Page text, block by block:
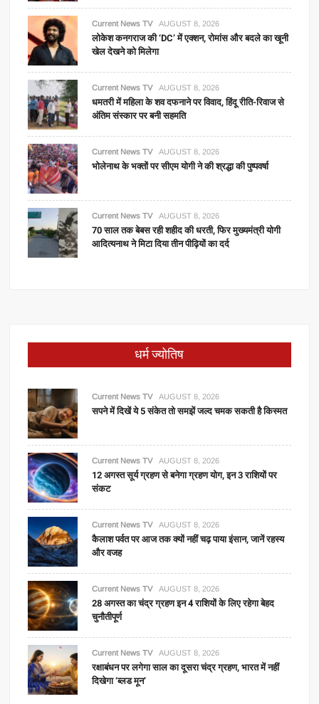
Current News TV AUGUST 8, 2026
लोकेश कनगराज की ‘DC’ में एक्शन, रोमांस और बदले का खूनी
खेल देखने को मिलेगा
Current News TV AUGUST 8, 2026
धमतरी में महिला के शव दफनाने पर विवाद, हिंदू रीति-रिवाज से
अंतिम संस्कार पर बनी सहमति
Current News TV AUGUST 8, 2026
भोलेनाथ के भक्तों पर सीएम योगी ने की श्रद्धा की पुष्पवर्षा
Current News TV AUGUST 8, 2026
70 साल तक बेबस रही शहीद की धरती, फिर मुख्यमंत्री योगी
आदित्यनाथ ने मिटा दिया तीन पीढ़ियों का दर्द
धर्म ज्योतिष
Current News TV AUGUST 8, 2026
सपने में दिखें ये 5 संकेत तो समझें जल्द चमक सकती है किस्मत
Current News TV AUGUST 8, 2026
12 अगस्त सूर्य ग्रहण से बनेगा ग्रहण योग, इन 3 राशियों पर
संकट
Current News TV AUGUST 8, 2026
कैलाश पर्वत पर आज तक क्यों नहीं चढ़ पाया इंसान, जानें रहस्य
और वजह
Current News TV AUGUST 8, 2026
28 अगस्त का चंद्र ग्रहण इन 4 राशियों के लिए रहेगा बेहद
चुनौतीपूर्ण
Current News TV AUGUST 8, 2026
रक्षाबंधन पर लगेगा साल का दूसरा चंद्र ग्रहण, भारत में नहीं
दिखेगा ‘ब्लड मून’